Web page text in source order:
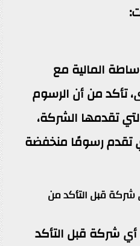
المالية مع
تأكد من أن الرسوم
تقدمها الشركة،
تقدم رسومًا منخفضة
شركة قبل التأكد من
شركة قبل التأكد